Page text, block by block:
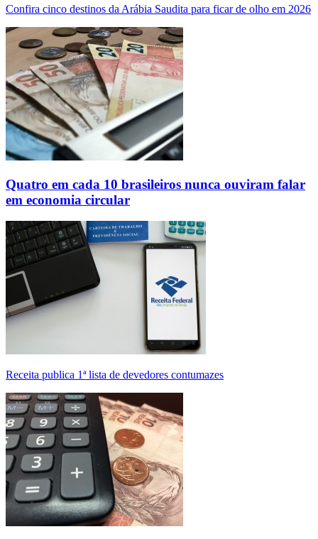
Confira cinco destinos da Arábia Saudita para ficar de olho em 2026
Quatro em cada 10 brasileiros nunca ouviram falar
em economia circular
Receita publica 1ª lista de devedores contumazes